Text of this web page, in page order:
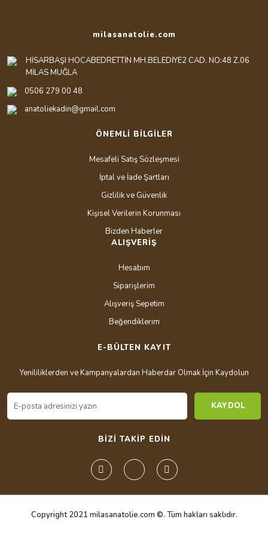
milasanatolie.com
HİSARBAŞI HOCABEDRETTİN MH.BELEDİYE2 CAD. NO:48 Z.06
MİLAS MUĞLA
0506 279 00 48
anatoliekadin@gmail.com
ÖNEMLİ BİLGİLER
Mesafeli Satış Sözleşmesi
İptal ve İade Şartları
Gizlilik ve Güvenlik
Kişisel Verilerin Korunması
Bizden Haberler
ALIŞVERİŞ
Hesabım
Siparişlerim
Alışveriş Sepetim
Beğendiklerim
E-BÜLTEN KAYIT
Yenililiklerden ve Kampanyalardan Haberdar Olmak İçin Kaydolun
KAYDOL
BİZİ TAKİP EDİN
Copyright 2021 milasanatolie.com ©. Tüm hakları saklıdır.